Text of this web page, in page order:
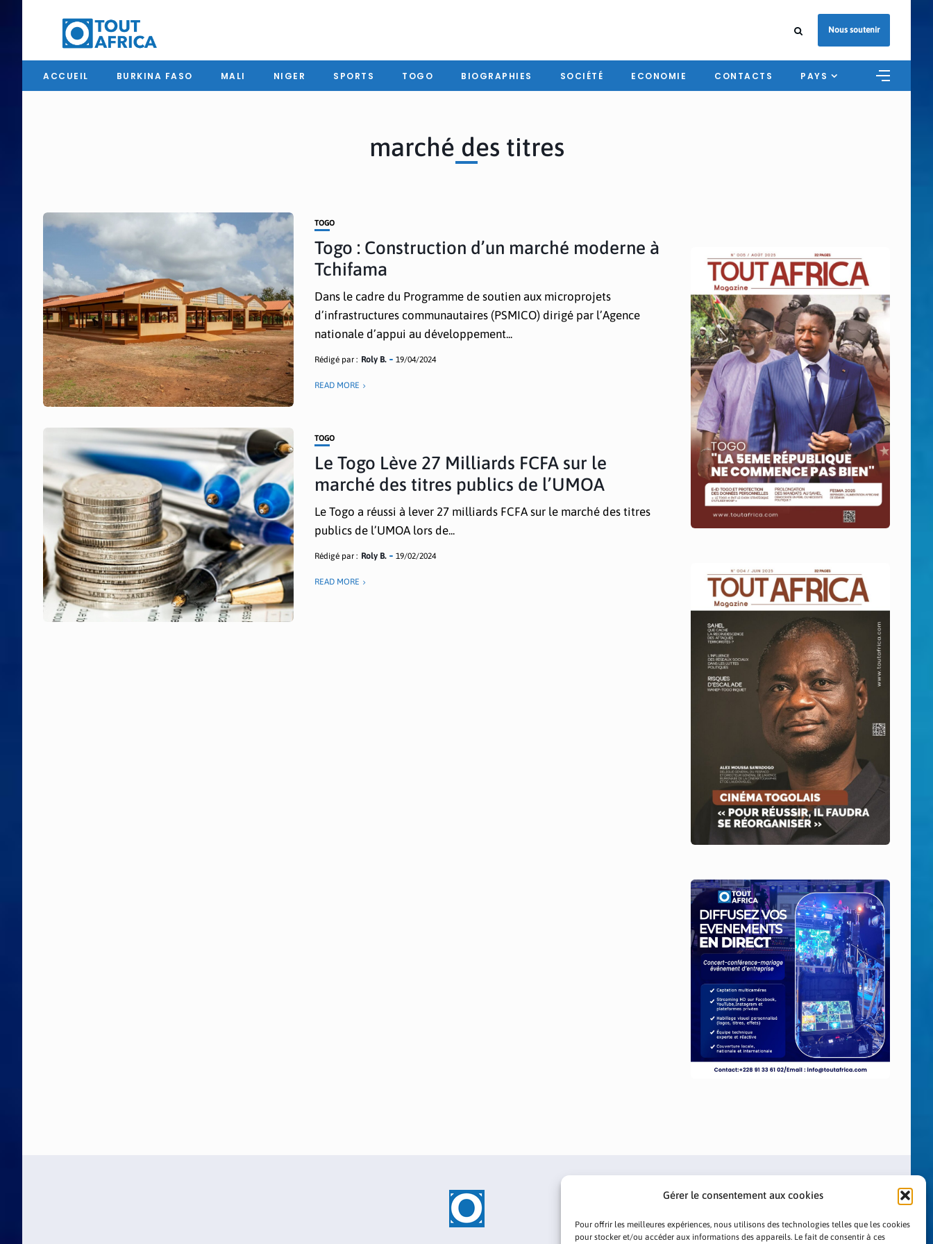
Gérer le consentement aux cookies
Pour offrir les meilleures expériences, nous utilisons des technologies telles que les cookies
pour stocker et/ou accéder aux informations des appareils. Le fait de consentir à ces
Nous soutenir
ACCUEIL BURKINA FASO MALI NIGER SPORTS TOGO BIOGRAPHIES SOCIÉTÉ ECONOMIE CONTACTS PAYS
marché des titres
TOGO
Togo : Construction d’un marché moderne à
Tchifama
Dans le cadre du Programme de soutien aux microprojets
d’infrastructures communautaires (PSMICO) dirigé par l’Agence
nationale d’appui au développement...
Rédigé par : Roly B. 19/04/2024
READ MORE
TOGO
Le Togo Lève 27 Milliards FCFA sur le
marché des titres publics de l’UMOA
Le Togo a réussi à lever 27 milliards FCFA sur le marché des titres
publics de l’UMOA lors de...
Rédigé par : Roly B. 19/02/2024
READ MORE